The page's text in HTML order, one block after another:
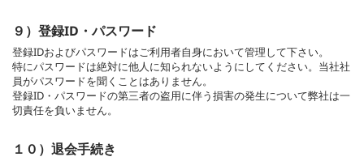
９）登録ID・パスワード
登録IDおよびパスワードはご利用者自身において管理して下さい。
特にパスワードは絶対に他人に知られないようにしてください。当社社
員がパスワードを聞くことはありません。
登録ID・パスワードの第三者の盗用に伴う損害の発生について弊社は一
切責任を負いません。
１０）退会手続き